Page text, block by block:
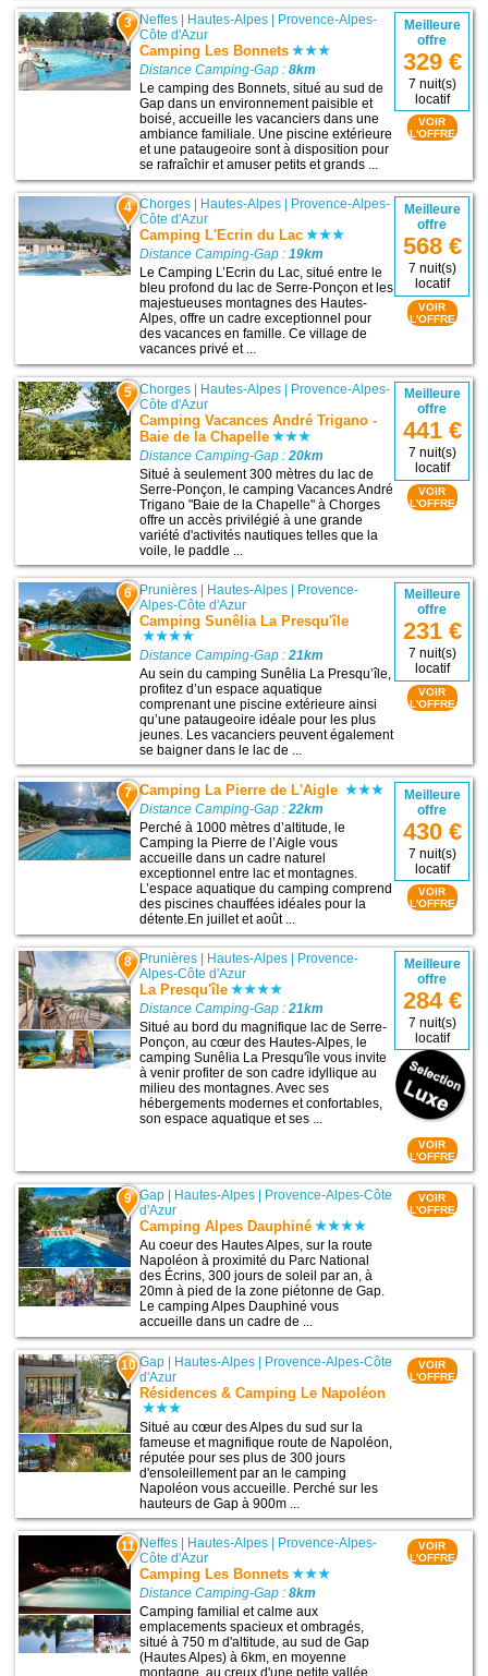
3 Neffes Hautes-Alpes
Provence-Alpes-
Côte d'Azur
Camping Les Bonnets
Distance Camping-Gap :8km
Le camping des Bonnets, situé au sud de
Gap dans un environnement paisible et
boisé, accueille les vacanciers dans une
ambiance familiale. Une piscine extérieure
et une pataugeoire sont à disposition pour
se rafraîchir et amuser petits et grands ...
Meilleure
offre
329 €
7 nuit(s)
locatif
VOIR
L'OFFRE
4 Chorges Hautes-Alpes
Provence-Alpes-
Côte d'Azur
Camping L'Ecrin du Lac
Distance Camping-Gap :19km
Le Camping L’Ecrin du Lac, situé entre le
bleu profond du lac de Serre-Ponçon et les
majestueuses montagnes des Hautes-
Alpes, offre un cadre exceptionnel pour
des vacances en famille. Ce village de
vacances privé et ...
Meilleure
offre
568 €
7 nuit(s)
locatif
VOIR
L'OFFRE
5 Chorges | Hautes-Alpes | Provence-Alpes-
Côte d'Azur
Camping Vacances André Trigano -
Baie de la Chapelle
Distance Camping-Gap :20km
Situé à seulement 300 mètres du lac de
Serre-Ponçon, le camping Vacances André
Trigano "Baie de la Chapelle" à Chorges
offre un accès privilégié à une grande
variété d'activités nautiques telles que la
voile, le paddle ...
Meilleure
offre
441 €
7 nuit(s)
locatif
VOIR
L'OFFRE
6 Prunières | Hautes-Alpes | Provence-
Alpes-Côte d'Azur
Camping Sunêlia La Presqu'île
Distance Camping-Gap :21km
Au sein du camping Sunêlia La Presqu’île,
profitez d’un espace aquatique
comprenant une piscine extérieure ainsi
qu’une pataugeoire idéale pour les plus
jeunes. Les vacanciers peuvent également
se baigner dans le lac de ...
Meilleure
offre
231 €
7 nuit(s)
locatif
VOIR
L'OFFRE
7 Camping La Pierre de L'Aigle
Distance Camping-Gap :22km
Perché à 1000 mètres d’altitude, le
Camping la Pierre de l’Aigle vous
accueille dans un cadre naturel
exceptionnel entre lac et montagnes.
L’espace aquatique du camping comprend
des piscines chauffées idéales pour la
détente.En juillet et août ...
Meilleure
offre
430 €
7 nuit(s)
locatif
VOIR
L'OFFRE
8 Prunières Hautes-Alpes
Provence-
Alpes-Côte d'Azur
La Presqu'île
Distance Camping-Gap :21km
Situé au bord du magnifique lac de Serre-
Ponçon, au cœur des Hautes-Alpes, le
camping Sunêlia La Presqu'île vous invite
à venir profiter de son cadre idyllique au
milieu des montagnes. Avec ses
hébergements modernes et confortables,
son espace aquatique et ses ...
Meilleure
offre
284 €
7 nuit(s)
locatif
VOIR
L'OFFRE
9 Gap Hautes-Alpes
Provence-Alpes-Côte
d'Azur
Camping Alpes Dauphiné
Au coeur des Hautes Alpes, sur la route
Napoléon à proximité du Parc National
des Écrins, 300 jours de soleil par an, à
20mn à pied de la zone piétonne de Gap.
Le camping Alpes Dauphiné vous
accueille dans un cadre de ...
VOIR
L'OFFRE
10 Gap | Hautes-Alpes | Provence-Alpes-Côte
d'Azur
Résidences & Camping Le Napoléon
Situé au cœur des Alpes du sud sur la
fameuse et magnifique route de Napoléon,
réputée pour ses plus de 300 jours
d'ensoleillement par an le camping
Napoléon vous accueille. Perché sur les
hauteurs de Gap à 900m ...
VOIR
L'OFFRE
11 Neffes | Hautes-Alpes | Provence-Alpes-
Côte d'Azur
Camping Les Bonnets
Distance Camping-Gap :8km
Camping familial et calme aux
emplacements spacieux et ombragés,
situé à 750 m d'altitude, au sud de Gap
(Hautes Alpes) à 6km, en moyenne
montagne, au creux d'une petite vallée
VOIR
L'OFFRE